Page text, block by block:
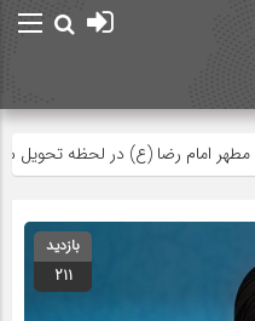
امام رضا (ع) در لحظه تحویل سال
بازدید
211